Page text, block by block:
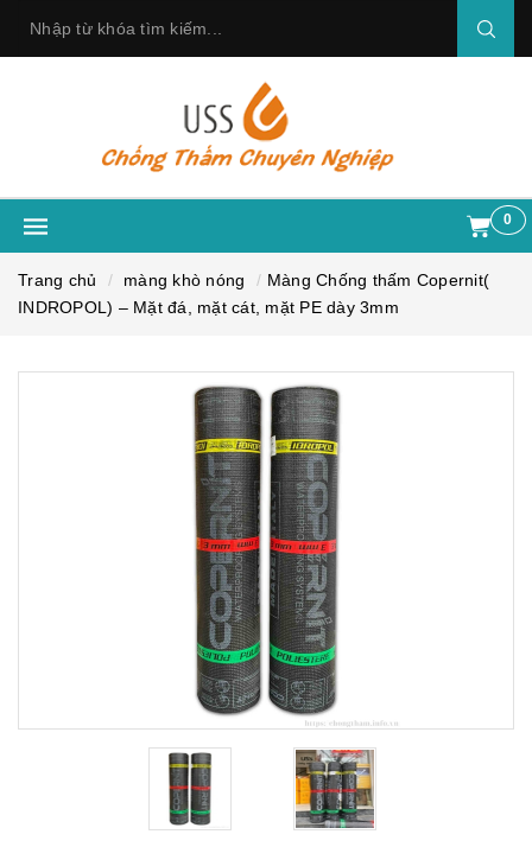
0
Trang chủ màng khò nóng
Màng Chống thấm Copernit(
INDROPOL) – Mặt đá, mặt cát, mặt PE dày 3mm